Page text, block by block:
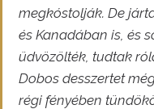
megkóstolják. De
és Kanadában is, és
üdvözölték, tudtak
Dobos desszertet
régi fényében